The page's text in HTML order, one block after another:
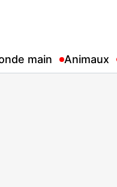
main Animaux